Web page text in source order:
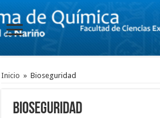
Inicio » Bioseguridad
Bioseguridad